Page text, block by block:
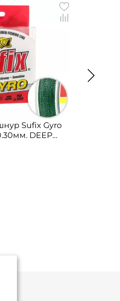
Sufix Gyro
DEEP